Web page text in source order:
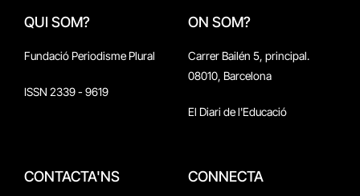
QUI SOM?
Fundació Periodisme Plural
ISSN 2339 - 9619
ON SOM?
Carrer Bailén 5, principal.
08010, Barcelona
El Diari de l'Educació
CONTACTA'NS CONNECTA